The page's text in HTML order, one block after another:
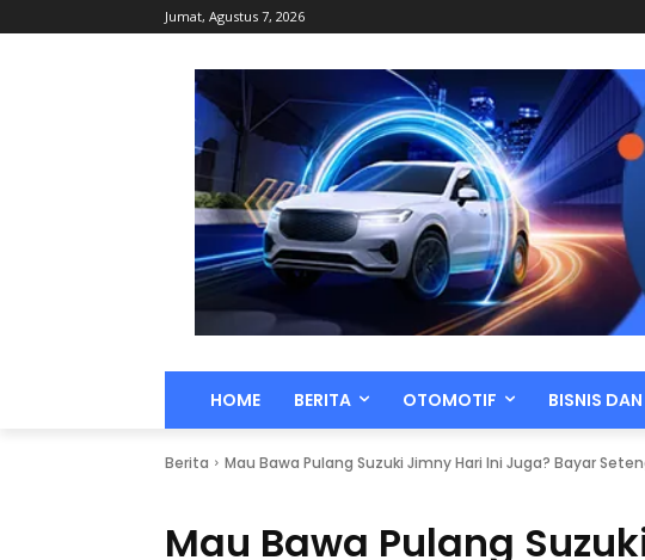
Jumat, Agustus 7, 2026
HOME BERITA OTOMOTIF BISNIS
Berita Mau Bawa Pulang Suzuki Jimny Hari Ini Juga? Bayar
Mau Bawa Pulang